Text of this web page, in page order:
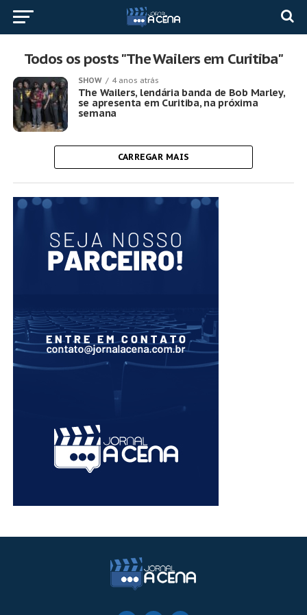
Todos os posts "The Wailers em Curitiba"
SHOW 4 anos atrás
The Wailers, lendária banda de Bob Marley,
se apresenta em Curitiba, na próxima
semana
CARREGAR MAIS